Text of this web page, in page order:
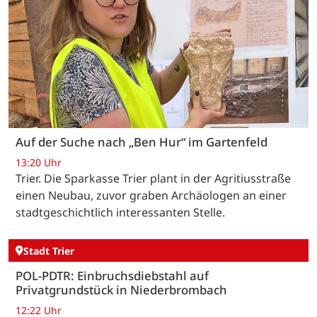
Auf der Suche nach „Ben Hur“ im Gartenfeld
13:20 Uhr
Trier. Die Sparkasse Trier plant in der Agritiusstraße
einen Neubau, zuvor graben Archäologen an einer
stadtgeschichtlich interessanten Stelle.
Stadt Trier
POL-PDTR: Einbruchsdiebstahl auf
Privatgrundstück in Niederbrombach
12:22 Uhr